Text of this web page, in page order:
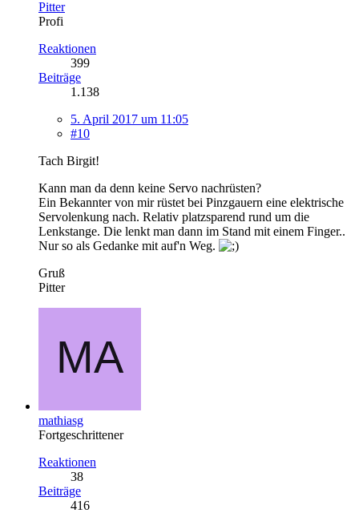
Pitter
Profi
Reaktionen
399
Beiträge
1.138
5. April 2017 um 11:05
#10
Tach Birgit!
Kann man da denn keine Servo nachrüsten?
Ein Bekannter von mir rüstet bei Pinzgauern eine elektrische
Servolenkung nach. Relativ platzsparend rund um die
Lenkstange. Die lenkt man dann im Stand mit einem Finger..
Nur so als Gedanke mit auf'n Weg.
Gruß
Pitter
mathiasg
Fortgeschrittener
Reaktionen
38
Beiträge
416